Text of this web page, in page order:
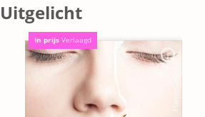
Uitgelicht
In prijs Verlaagd